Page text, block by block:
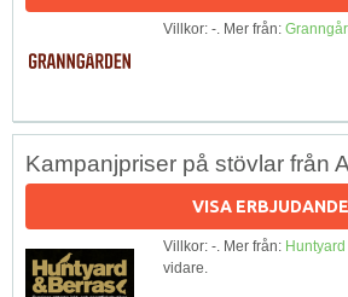
Villkor: -. Mer från:
Kampanjpriser på stövlar från
VISA ERBJUDANDE
Villkor: -. Mer från:
vidare.